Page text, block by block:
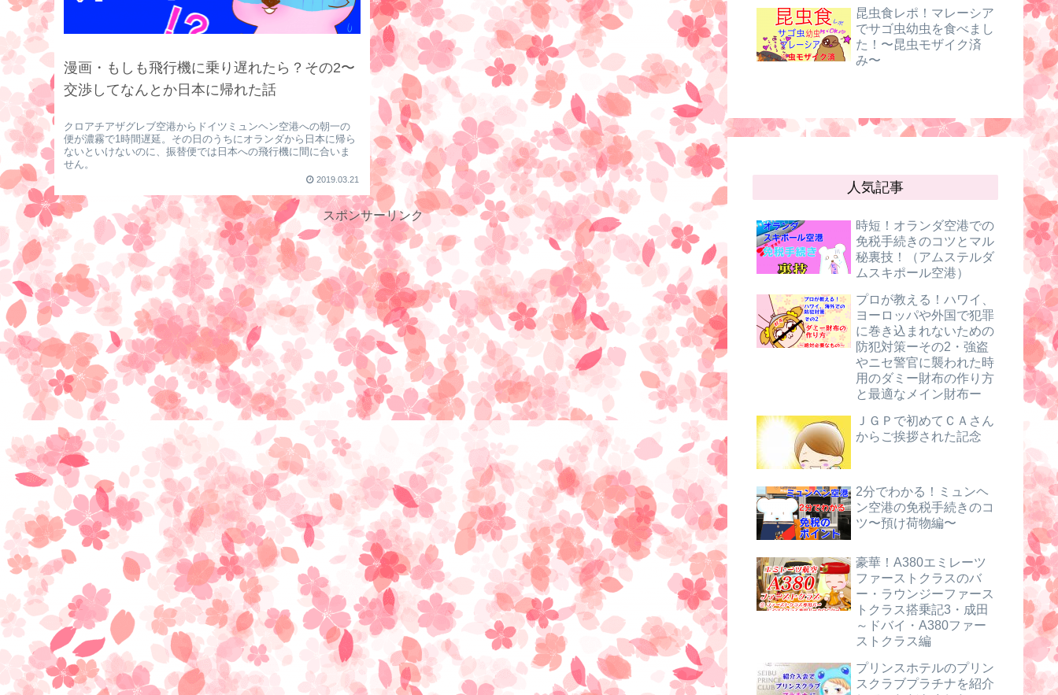
漫画・もしも飛行機に乗り遅れたら？その2〜
交渉してなんとか日本に帰れた話
クロアチアザグレブ空港からドイツミュンヘン空港への朝一の
便が濃霧で1時間遅延。その日のうちにオランダから日本に帰ら
ないといけないのに、振替便では日本への飛行機に間に合いま
せん。
2019.03.21
スポンサーリンク
昆虫食レポ！マレーシア
でサゴ虫幼虫を食べまし
た！〜昆虫モザイク済
み〜
人気記事
時短！オランダ空港での
免税手続きのコツとマル
秘裏技！（アムステルダ
ムスキポール空港）
プロが教える！ハワイ、
ヨーロッパや外国で犯罪
に巻き込まれないための
防犯対策ーその2・強盗
やニセ警官に襲われた時
用のダミー財布の作り方
と最適なメイン財布ー
ＪＧＰで初めてＣＡさん
からご挨拶された記念
2分でわかる！ミュンヘ
ン空港の免税手続きのコ
ツ〜預け荷物編〜
豪華！A380エミレーツ
ファーストクラスのバ
ー・ラウンジーファース
トクラス搭乗記3・成田
～ドバイ・A380ファー
ストクラス編
プリンスホテルのプリン
スクラブプラチナを紹介